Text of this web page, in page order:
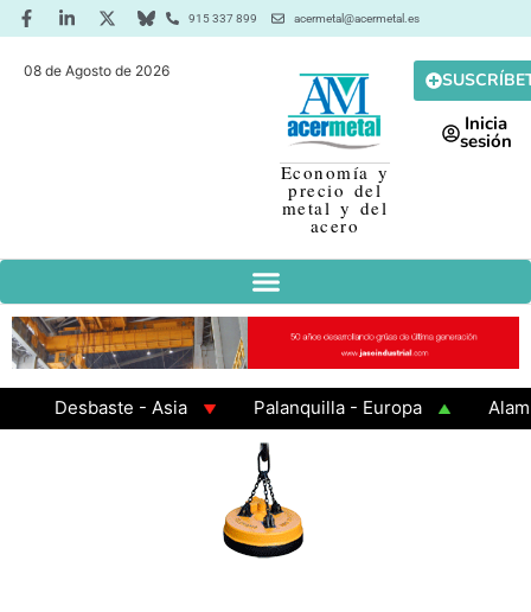
915 337 899 acermetal@acermetal.es
08 de Agosto de 2026
Economía y
precio del
metal y del
acero
Inicia
sesión
Desbaste - Asia Palanquilla - Europa
Chapa Laminada en Caliente